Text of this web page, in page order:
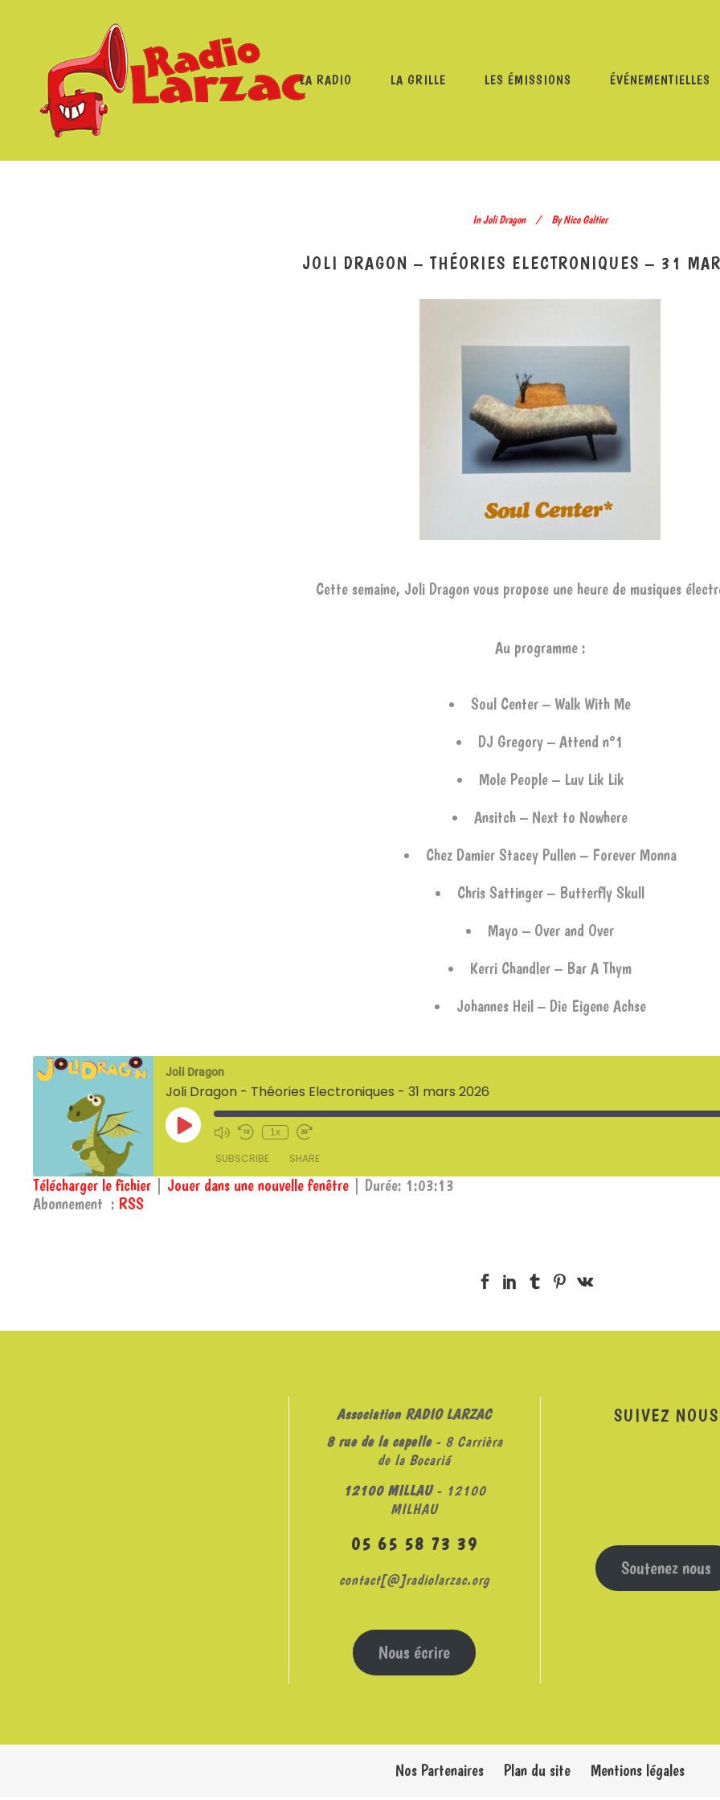
LA RADIO LA GRILLE LES ÉMISSIONS ÉVÉNEMENTIELLES
InJoli Dragon By Nico Galtier
JOLI DRAGON – THÉORIES ELECTRONIQUES – 31
Cette semaine, Joli Dragon vous propose une heure de musiques
Au programme :
Soul Center – Walk With Me
DJ Gregory – Attend n°1
Mole People – Luv Lik Lik
Ansitch – Next to Nowhere
Chez Damier Stacey Pullen – Forever Monna
Chris Sattinger – Butterfly Skull
Mayo – Over and Over
Kerri Chandler – Bar A Thym
Johannes Heil – Die Eigene Achse
Joli Dragon
Joli Dragon - Théories Electroniques - 31 mars 2026
Play
Episode
1x
SUBSCRIBE SHARE
RSS
SHARE
Télécharger le fichier Jouer dans une nouvelle fenêtre
Durée: 1:03:13
Abonnement : RSS
Association RADIO LARZAC
8 rue de la capelle- 8 Carrièra
de la Bocariá
12100 MILLAU- 12100
MILHAU
05 65 58 73 39
contact[@]radiolarzac.org
Nous écrire
SUIVEZ NOUS
Soutenez nous
Nos Partenaires Plan du site Mentions légales